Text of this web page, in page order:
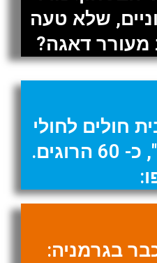
שלא טעה
חולים לחולי
קורונה, "עיראק", כ- 60 הרוגים.
בגרמניה: